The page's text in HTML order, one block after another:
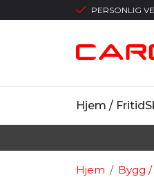
PERSONLIG
Hjem / Fritid
/
Hjem Bygg